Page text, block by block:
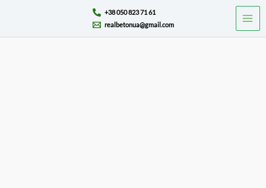
содержимому
+38 050 823 71 61
realbetonua@gmail.com